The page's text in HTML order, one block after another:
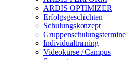
ARDIS OPTIMIZER
Erfolgsgeschichten
Schulungskonzept
Gruppenschulungstermine
Individualtraining
Videokurse / Campus